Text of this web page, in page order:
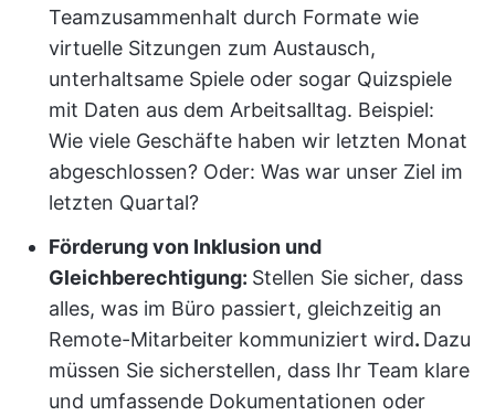
Teamzusammenhalt durch Formate wie
virtuelle Sitzungen zum Austausch,
unterhaltsame Spiele oder sogar Quizspiele
mit Daten aus dem Arbeitsalltag. Beispiel:
Wie viele Geschäfte haben wir letzten Monat
abgeschlossen? Oder: Was war unser Ziel im
letzten Quartal?
Förderung von Inklusion und
Gleichberechtigung: Stellen Sie sicher, dass
alles, was im Büro passiert, gleichzeitig an
Remote-Mitarbeiter kommuniziert wird. Dazu
müssen Sie sicherstellen, dass Ihr Team klare
und umfassende Dokumentationen oder